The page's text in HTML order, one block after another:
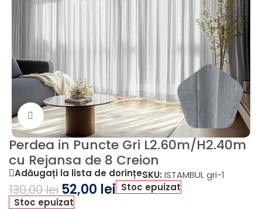
Fă clic pentru a mări
Perdea in Puncte Gri L2.60m/H2.40m
cu Rejansa de 8 Creion
Adăugați la lista de dorințeSKU: ISTAMBUL gri-1
130,00lei 52,00 lei Stoc epuizat
Stoc epuizat